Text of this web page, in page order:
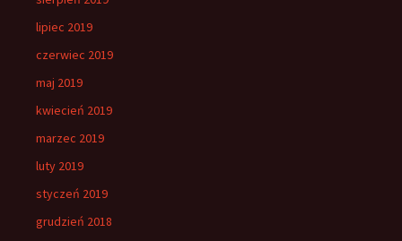
lipiec 2019
czerwiec 2019
maj 2019
kwiecień 2019
marzec 2019
luty 2019
styczeń 2019
grudzień 2018